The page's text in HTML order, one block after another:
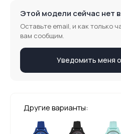
Этой модели сейчас нет
Оставьте email, и как только
вам сообщим.
Уведомить меня
Другие варианты: